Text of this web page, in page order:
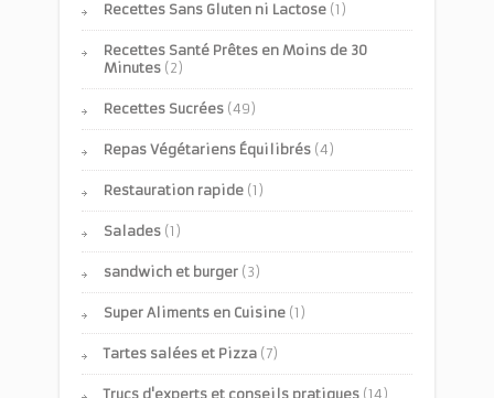
Recettes Sans Gluten ni Lactose (1)
Recettes Santé Prêtes en Moins de 30
Minutes (2)
Recettes Sucrées (49)
Repas Végétariens Équilibrés (4)
Restauration rapide (1)
Salades (1)
sandwich et burger (3)
Super Aliments en Cuisine (1)
Tartes salées et Pizza (7)
Trucs d'experts et conseils pratiques (14)